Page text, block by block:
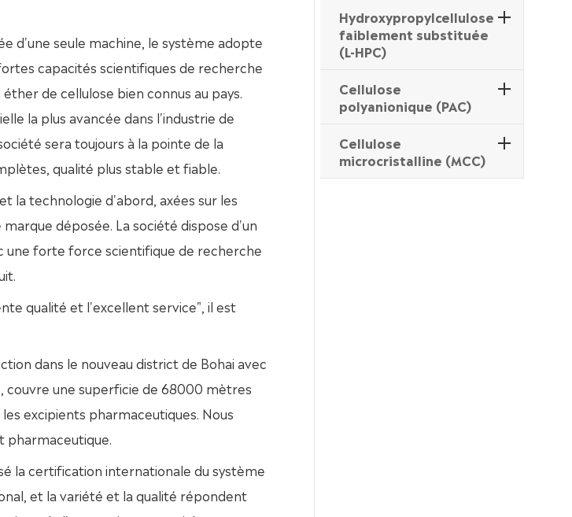
d'une seule machine, le système adopte
capacités scientifiques de recherche
de cellulose bien connus au pays.
la plus avancée dans l'industrie de
sera toujours à la pointe de la
qualité plus stable et fiable.
la technologie d'abord, axées sur les
déposée. La société dispose d'un
forte force scientifique de recherche
qualité et l'excellent service", il est
dans le nouveau district de Bohai avec
couvre une superficie de 68000 mètres
excipients pharmaceutiques. Nous
pharmaceutique.
la certification internationale du système
et la variété et la qualité répondent
Hydroxypropylcellulose
faiblement substituée
(L-HPC)
Cellulose
polyanionique (PAC)
Cellulose
microcristalline (MCC)